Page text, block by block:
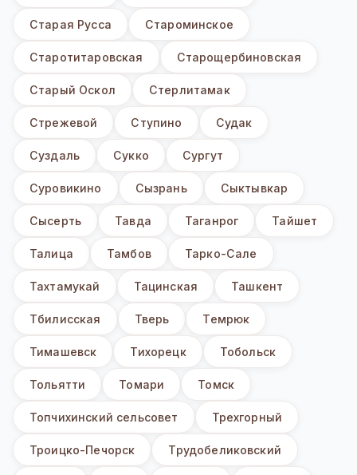
Старая Русса Староминское
Старотитаровская Старощербиновская
Старый Оскол Стерлитамак
Стрежевой Ступино Судак
Суздаль Сукко Сургут
Суровикино Сызрань Сыктывкар
Сысерть Тавда Таганрог Тайшет
Талица Тамбов Тарко-Сале
Тахтамукай Тацинская Ташкент
Тбилисская Тверь Темрюк
Тимашевск Тихорецк Тобольск
Тольятти Томари Томск
Топчихинский сельсовет Трехгорный
Троицко-Печорск Трудобеликовский